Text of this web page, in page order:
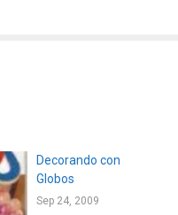
Decorando con
Globos
Sep 24, 2009